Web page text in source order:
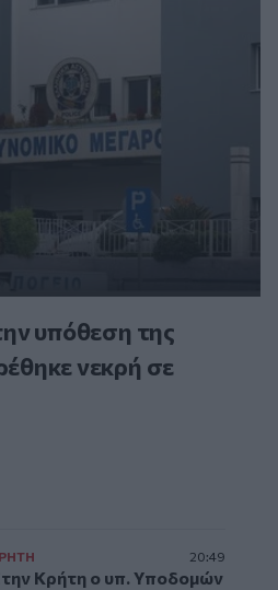
υπόθεση της
νεκρή σε
20:49
Κρήτη ο υπ. Υποδομών